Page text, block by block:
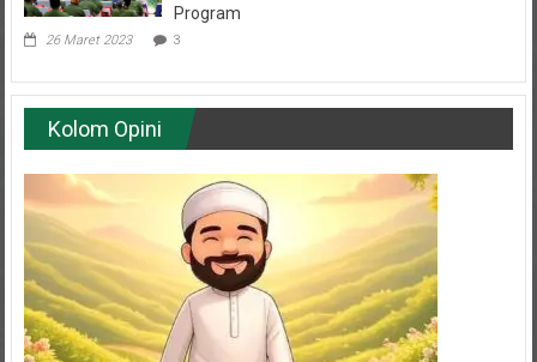
26 Maret 2023 3
Kolom Opini